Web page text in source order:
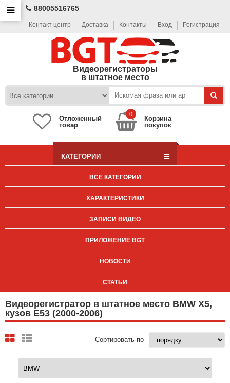
88005516765
Контакт центр Доставка Контакты Вход Регистрация
Видеорегистраторы
в штатное место
Отложенный
товар
0
Корзина
покупок
КАТЕГОРИИ
ВСЕ КАТЕГОРИИ
ХАРАКТЕРИСТИКИ
ЗАПИСИ ВИДЕО
ПРИЛОЖЕНИЕ BGT
НОВОСТИ
СТАТЬИ
Видеорегистратор в штатное место BMW X5,
кузов E53 (2000-2006)
Сортировать по